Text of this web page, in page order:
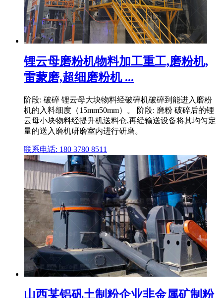
锂云母磨粉机物料加工重工,磨粉机,
雷蒙磨,超细磨粉机 ...
阶段: 破碎 锂云母大块物料经破碎机破碎到能进入磨粉
机的入料细度（15mm50mm）。 阶段: 磨粉 破碎后的锂
云母小块物料经提升机送料仓,再经输送设备将其均匀定
量的送入磨机研磨室内进行研磨。
联系电话: 180 3780 8511
山西某铝矾土制粉企业非金属矿制粉